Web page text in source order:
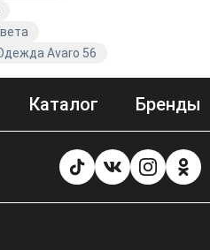
Avaro 56
Каталог Бренды